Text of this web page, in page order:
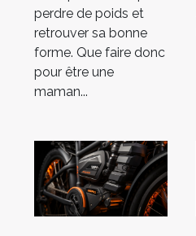
perdre de poids et
retrouver sa bonne
forme. Que faire donc
pour être une
maman...